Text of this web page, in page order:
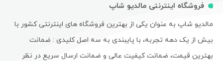
فروشگاه اینترنتی مالدیو شاپ
مالدیو شاپ به عنوان یکی از بهترین فروشگاه های اینترنتی کشور با
بیش از یک دهه تجربه، با پایبندی به سه اصل کلیدی : ضمانت
بهترین قیمت، ضمانت کیفیت عالی و ضمانت ارسال سریع در نظر